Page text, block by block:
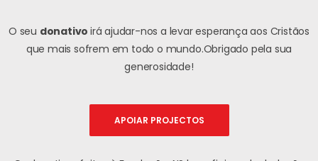
O seu donativo irá ajudar-nos a levar esperança aos Cristãos
que mais sofrem em todo o mundo.Obrigado pela sua
generosidade!
APOIAR PROJECTOS